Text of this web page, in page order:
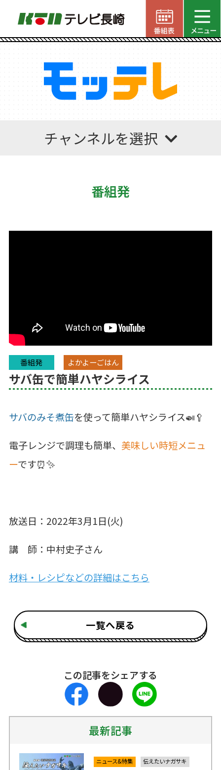
チャンネルを選択
番組発
番組発 よかよーごはん
サバ缶で簡単ハヤシライス
サバのみそ煮缶を使って簡単ハヤシライス🍛🥄
電子レンジで調理も簡単、 美味しい時短メニュ
ーです⏰✨
放送日：2022年3月1日(火)
講 師：中村史子さん
材料・レシピなどの詳細はこちら
一覧へ戻る
この記事をシェアする
最新記事
ニュース&特集 伝えたいナガサキ